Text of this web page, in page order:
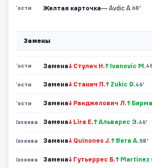
Гости 68'
Желтая карточка— Avdic A.
Замены
Гости Замена↓ Стулич Н.↑ Ivanovic M.
Гости 46'
Замена↓ Станич П.↑ Zukic D.
Гости Замена↓ Ранджелович Л.↑
Хозяева 46'
Замена↓ Lira E.↑ Альварес Э.
Хозяева 58'
Замена↓ Quinones J.↑ Вега А.
Хозяева Замена↓ Гутьеррес Б.↑ Martinez